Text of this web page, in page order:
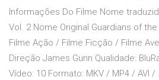
Informações Do Filme Nome
Vol. 2 Nome Original Guardians of
Filme Ação / Filme Ficção / Filme
Direção James Gunn Qualidade:
Vídeo: 10 Formato: MKV / MP4 / AVI /